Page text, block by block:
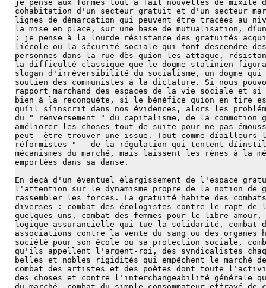
je pense aux formes tout à fait nouvelles de mixité
cohabitation d'un secteur gratuit et d'un secteur
lignes de démarcation qui peuvent être tracées au
la mise en place, sur une base de mutualisation,
; je pense à la lourde résistance des gratuités
líécole ou la sécurité sociale qui font descendre
personnes dans la rue dès quíon les attaque,
la difficulté classique que le dogme stalinien
slogan d'irréversibilité du socialisme, un dogme
soutien des communistes à la dictature. Si nous
rapport marchand des espaces de la vie sociale et
bien à la reconquête, si le bénéfice quíon en tire
quíil síinscrit dans nos évidences, alors les
du " renversement " du capitalisme, de la
améliorer les choses tout de suite pour ne pas
peut- être trouver une issue. Tout comme
réformistes " - de la régulation qui tentent
mécanismes du marché, mais laissent les rènes à la
emportées dans sa danse.
En deçà d'un éventuel élargissement de l'espace
l'attention sur le dynamisme propre de la notion de
rassembler les forces. La gratuité habite des
diverses : combat des écologistes contre le rapt de
quelques uns, combat des femmes pour le libre
logique assurancielle qui tue la solidarité, combat
associations contre la vente du sang ou des organes
société pour son école ou sa protection sociale,
qu'ils appellent l'argent-roi, des syndicalistes
belles et nobles rigidités qui empêchent le marché
combat des artistes et des poètes dont toute
des choses et contre l'interchangeabilité